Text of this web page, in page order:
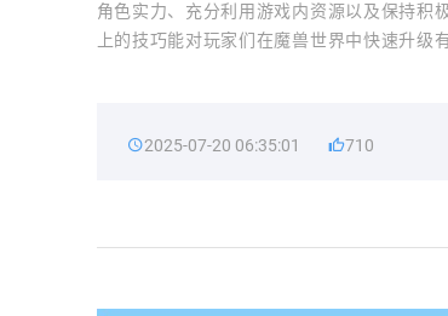
角色实力、充分利用游戏内资源以及保持积
上的技巧能对玩家们在魔兽世界中快速升级
2025-07-20 06:35:01 710